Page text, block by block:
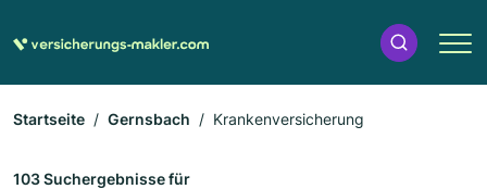
Startseite Gernsbach Krankenversicherung
103 Suchergebnisse für